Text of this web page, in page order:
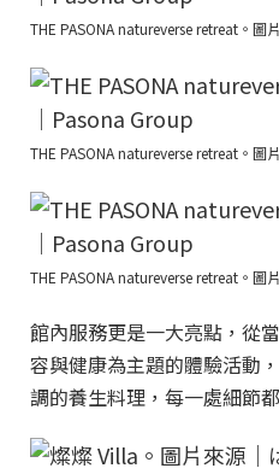
THE PASONA natureverse retreat。圖
THE PASONA natureverse retreat。圖
THE PASONA natureverse retreat。圖
館內服務更是一大亮點，從
容與健康為主題的體驗活動
調的養生料理，每一處細節